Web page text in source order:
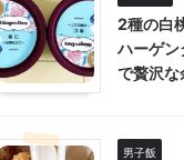
2種の白
ハーゲン
で贅沢な
男子飯